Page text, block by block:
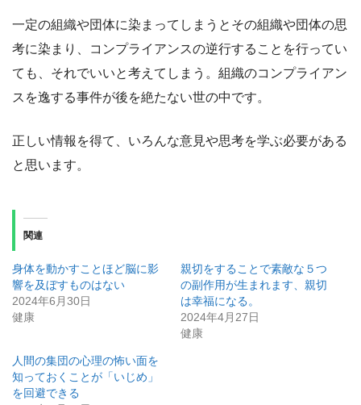
一定の組織や団体に染まってしまうとその組織や団体の思
考に染まり、コンプライアンスの逆行することを行ってい
ても、それでいいと考えてしまう。組織のコンプライアン
スを逸する事件が後を絶たない世の中です。
正しい情報を得て、いろんな意見や思考を学ぶ必要がある
と思います。
関連
身体を動かすことほど脳に影
響を及ぼすものはない
2024年6月30日
健康
親切をすることで素敵な５つ
の副作用が生まれます、親切
は幸福になる。
2024年4月27日
健康
人間の集団の心理の怖い面を
知っておくことが「いじめ」
を回避できる